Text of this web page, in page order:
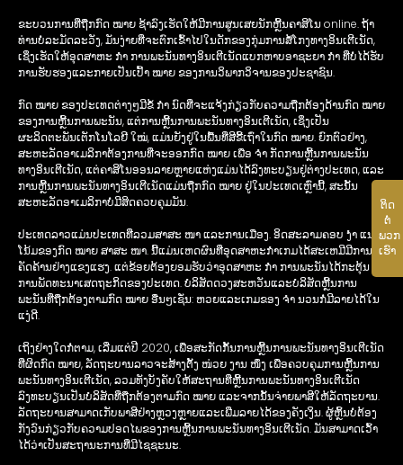
ຂະບວນການທີ່ຖືກກົດ ໝາຍ ຊ້າລົງເຮັດໃຫ້ມີການສູນເສຍນັກຫຼີ້ນຄາສິໂນ online. ຖ້າ
ທ່ານບໍ່ລະມັດລະວັງ, ມັນງ່າຍທີ່ຈະຕົກເຂົ້າໄປໃນດັກຂອງກຸ່ມການສໍ້ໂກງທາງອິນເຕີເນັດ,
ເຊິ່ງເຮັດໃຫ້ອຸດສາຫະ ກຳ ການພະນັນທາງອິນເຕີເນັດແບກຫາບອາຊະຍາ ກຳ ທີ່ບໍ່ໄດ້ຮັບ
ການຮັບຮອງແລະກາຍເປັນເປົ້າ ໝາຍ ຂອງການວິພາກວິຈານຂອງປະຊາຊົນ.
ກົດ ໝາຍ ຂອງປະເທດຕ່າງໆມີຂໍ້ ກຳ ນົດທີ່ຈະແຈ້ງກ່ຽວກັບຄວາມຖືກຕ້ອງດ້ານກົດ ໝາຍ
ຂອງການຫຼີ້ນການພະນັນ, ແຕ່ການຫຼີ້ນການພະນັນທາງອິນເຕີເນັດ, ເຊິ່ງເປັນ
ຜະລິດຕະພັນເຕັກໂນໂລຢີ ໃໝ່, ແມ່ນຍັງຢູ່ໃນພື້ນທີ່ສີຂີ້ເຖົ່າໃນກົດ ໝາຍ. ຍົກຕົວຢ່າງ,
ສະຫະລັດອາເມລິກາຕ້ອງການທີ່ຈະອອກກົດ ໝາຍ ເພື່ອ ຈຳ ກັດການຫຼີ້ນການພະນັນ
ທາງອິນເຕີເນັດ, ແຕ່ຄາສິໂນອອນລາຍຫຼາຍແຫ່ງແມ່ນໄດ້ລົງທະບຽນຢູ່ຕ່າງປະເທດ, ແລະ
ການຫຼີ້ນການພະນັນທາງອິນເຕີເນັດແມ່ນຖືກກົດ ໝາຍ ຢູ່ໃນປະເທດເຫຼົ່ານີ້, ສະນັ້ນ
ສະຫະລັດອາເມລິກາບໍ່ມີສິດຄວບຄຸມມັນ.
ປະເທດລາວແມ່ນປະເທດທີ່ລວມສາສະ ໜາ ແລະການເມືອງ. ອິດສະລາມຄອບ ງຳ ແນວ
ໂນ້ມຂອງກົດ ໝາຍ ສາສະ ໜາ. ນີ້ແມ່ນເຫດຜົນທີ່ອຸດສາຫະກໍາເກມໄດ້ສະເຫມີມີການ
ຄັດຄ້ານຢ່າງແຂງແຮງ. ແຕ່ຂ້ອຍຕ້ອງຍອມຮັບວ່າອຸດສາຫະ ກຳ ການພະນັນໄດ້ກະຕຸ້ນ
ການພັດທະນາເສດຖະກິດຂອງປະເທດ. ບໍລິສັດດວງສະຫວັນແລະບໍລິສັດຫຼີ້ນການ
ພະນັນທີ່ຖືກຕ້ອງຕາມກົດ ໝາຍ ອື່ນໆເຊັ່ນ: ຫວຍແລະເກມຂອງ ຈຳ ນວນກໍ່ມີລາຍໄດ້ໃນ
ແງ່ດີ.
ເຖິງຢ່າງໃດກໍ່ຕາມ, ເລີ່ມແຕ່ປີ 2020, ເພື່ອສະກັດກັ້ນການຫຼີ້ນການພະນັນທາງອິນເຕີເນັດ
ທີ່ຜິດກົດ ໝາຍ, ລັດຖະບານລາວຈະສ້າງຕັ້ງ ໜ່ວຍ ງານ ໜຶ່ງ ເພື່ອຄວບຄຸມການຫຼີ້ນການ
ພະນັນທາງອິນເຕີເນັດ, ລວມທັງບັງຄັບໃຫ້ສະຖານທີ່ຫຼີ້ນການພະນັນທາງອິນເຕີເນັດ
ລົງທະບຽນເປັນບໍລິສັດທີ່ຖືກຕ້ອງຕາມກົດ ໝາຍ ແລະຈາກນັ້ນຈ່າຍພາສີໃຫ້ລັດຖະບານ.
ລັດຖະບານສາມາດເກັບພາສີຢ່າງຫຼວງຫຼາຍແລະເພີ່ມລາຍໄດ້ຂອງຄັງເງິນ. ຜູ້ຫຼິ້ນບໍ່ຕ້ອງ
ກັງວົນກ່ຽວກັບຄວາມປອດໄພຂອງການຫຼີ້ນການພະນັນທາງອິນເຕີເນັດ. ມັນສາມາດເວົ້າ
ໄດ້ວ່າເປັນສະຖານະການທີ່ມີໄຊຊະນະ.
ຕິດ​
ຕໍ່​
ພວກ​
ເຮົາ